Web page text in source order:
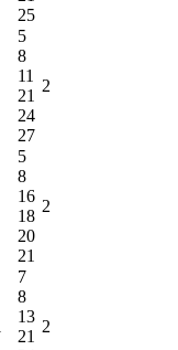
25
5
8
11
21
24
27
2
5
8
16
18
20
21
2
7
8
13
21
2